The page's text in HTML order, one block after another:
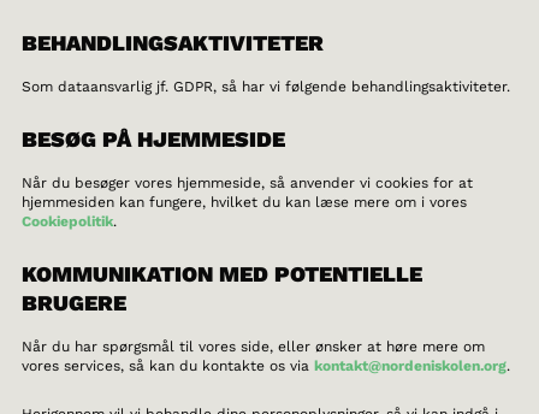
BEHANDLINGSAKTIVITETER
Som dataansvarlig jf. GDPR, så har vi følgende behandlingsaktiviteter.
BESØG PÅ HJEMMESIDE
Når du besøger vores hjemmeside, så anvender vi cookies for at
hjemmesiden kan fungere, hvilket du kan læse mere om i vores
Cookiepolitik.
KOMMUNIKATION MED POTENTIELLE
BRUGERE
Når du har spørgsmål til vores side, eller ønsker at høre mere om
vores services, så kan du kontakte os via kontakt@nordeniskolen.org.